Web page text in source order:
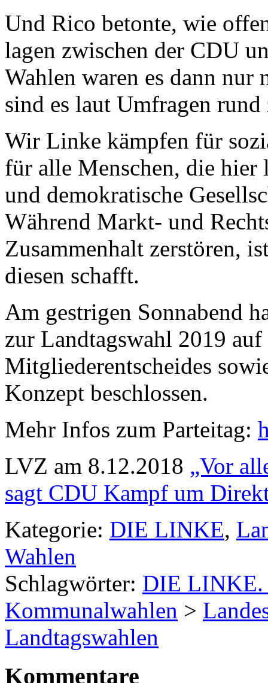
Und Rico betonte, wie
lagen zwischen der CDU
Wahlen waren es dann
sind es laut Umfragen rund
Wir Linke kämpfen für
für alle Menschen, die hier
und demokratische
Während Markt- und
Zusammenhalt zerstören,
diesen schafft.
Am gestrigen Sonnabend
zur Landtagswahl 2019 auf
Mitgliederentscheides
Konzept beschlossen.
Mehr Infos zum Parteitag:
LVZ am 8.12.2018 „Vor
sagt CDU Kampf um
Kategorie: DIE LINKE,
Wahlen
Schlagwörter: DIE LINKE.
Kommunalwahlen >
Landtagswahlen
Kommentare